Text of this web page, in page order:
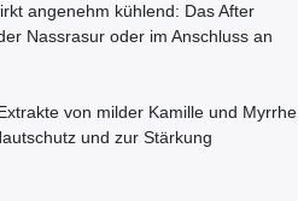
angenehm kühlend: Das After
Nassrasur oder im Anschluss an
von milder Kamille und Myrrhe
und zur Stärkung